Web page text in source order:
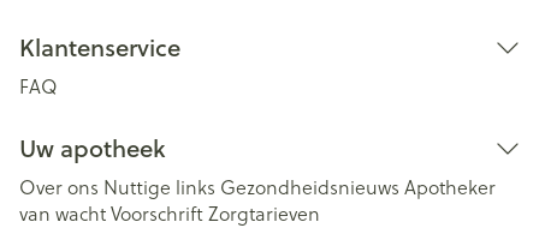
Klantenservice
FAQ
Uw apotheek
Over ons Nuttige links Gezondheidsnieuws Apotheker
van wachtVoorschriftZorgtarieven